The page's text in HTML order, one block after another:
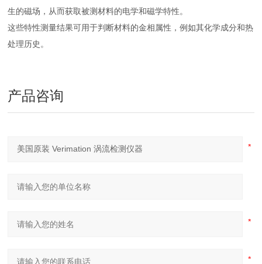
生的磁场，从而获取被测材料的电学和磁学特性。
这些特性测量结果可用于判断材料的金相属性，例如其化学成分和热
处理历史。
产品咨询